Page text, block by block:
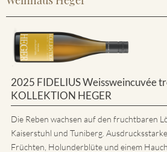
2025 FIDELIUS Weissweincuvée
KOLLEKTION HEGER
Die Reben wachsen auf den fruchtbaren
Kaiserstuhl und Tuniberg.
Früchten, Holunderblüte und einem